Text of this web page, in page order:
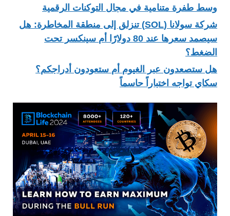
وسط طفرة متنامية في مجال التوكنات الرقمية
شركة سولانا (SOL) تنزلق إلى منطقة المخاطرة: هل
سيصمد سعرها عند 80 دولارًا أم سينكسر تحت
الضغط؟
هل ستصعدون عبر الغيوم أم ستعودون أدراجكم؟
سكاي تواجه اختباراً حاسماً